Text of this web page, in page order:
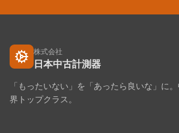
株式会社
日本中古計測器
「もったいない」を「あったら良いな」に
界トップクラス。